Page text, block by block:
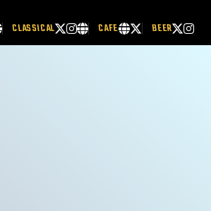
CLASSICAL CAFE BEER